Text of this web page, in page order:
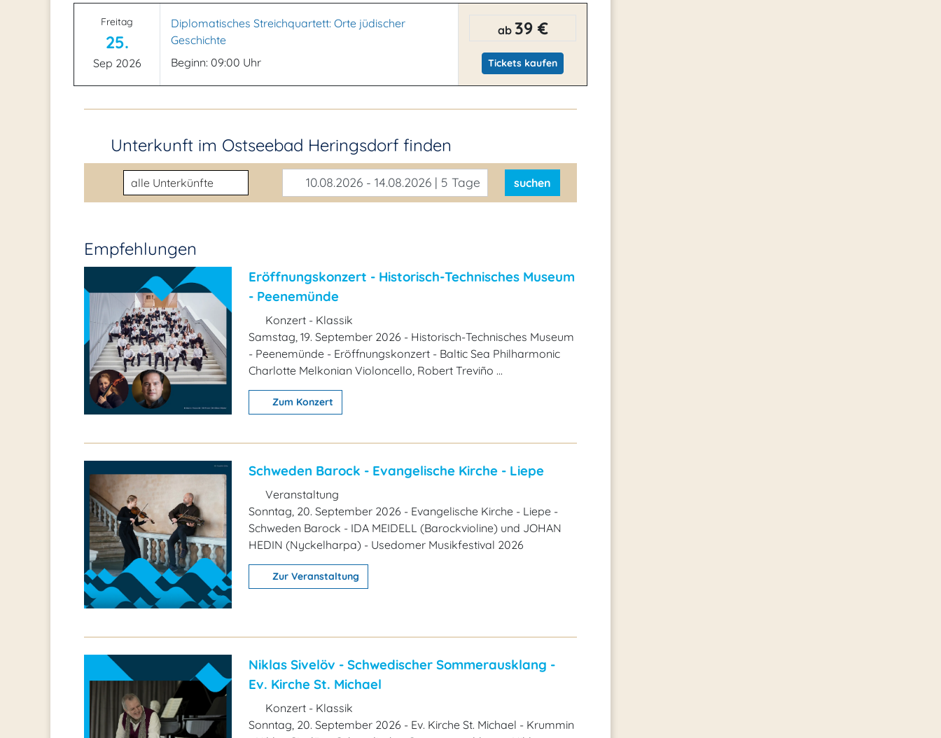
Freitag
25.
Sep 2026
Diplomatisches Streichquartett: Orte jüdischer
Geschichte
Beginn: 09:00 Uhr
ab 39 €
Tickets kaufen
Unterkunft im Ostseebad Heringsdorf finden
Unterkunftsart 10.08.2026 - 14.08.2026 | 5 Tage suchen
Empfehlungen
Eröffnungskonzert - Historisch-Technisches Museum
- Peenemünde
Konzert - Klassik
Samstag, 19. September 2026 - Historisch-Technisches Museum
- Peenemünde - Eröffnungskonzert - Baltic Sea Philharmonic
Charlotte Melkonian Violoncello, Robert Treviño ...
Zum Konzert
Schweden Barock - Evangelische Kirche - Liepe
Veranstaltung
Sonntag, 20. September 2026 - Evangelische Kirche - Liepe -
Schweden Barock - IDA MEIDELL (Barockvioline) und JOHAN
HEDIN (Nyckelharpa) - Usedomer Musikfestival 2026
Zur Veranstaltung
Niklas Sivelöv - Schwedischer Sommerausklang -
Ev. Kirche St. Michael
Konzert - Klassik
Sonntag, 20. September 2026 - Ev. Kirche St. Michael - Krummin